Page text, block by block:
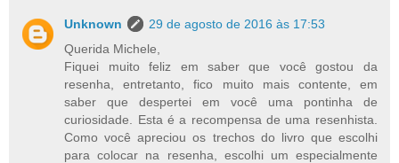
Unknown
29 de agosto de 2016 às 17:53
Querida Michele,
Fiquei muito feliz em saber que você gostou da
resenha, entretanto, fico muito mais contente, em
saber que despertei em você uma pontinha de
curiosidade. Esta é a recompensa de uma resenhista.
Como você apreciou os trechos do livro que escolhi
para colocar na resenha, escolhi um especialmente